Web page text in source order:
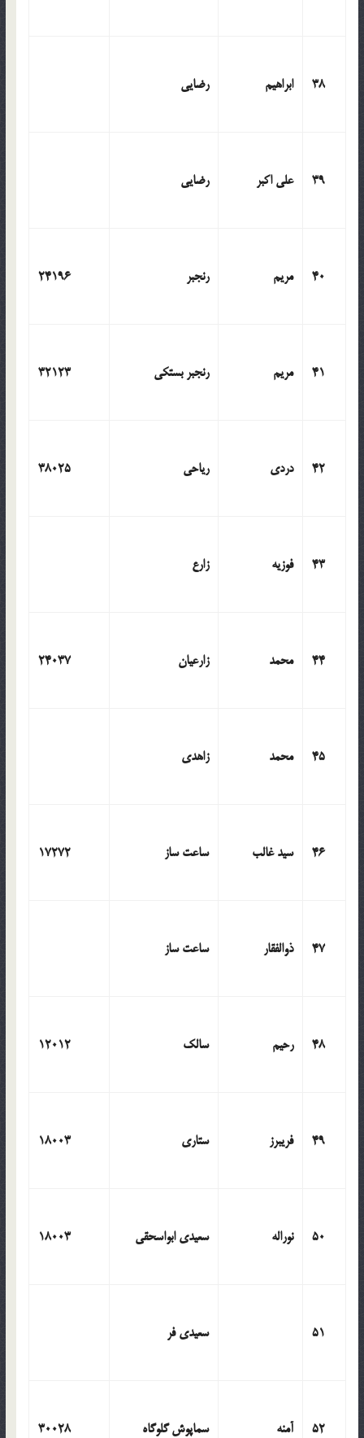
38 ابراهیم رضایی
39 علی اکبر رضایی
40 مریم رنجبر 24196
41 مریم رنجبر بستکی 32123
42 دردی ریاحی 38025
43 فوزیه زارع
44 محمد زارعیان 24037
45 محمد زاهدی
46 سید غالب ساعت ساز 17272
47 ذوالفقار ساعت ساز
48 رحیم سالک 12012
49 فریبرز ستاری 18003
50 نوراله سعیدی ابواسحقی 18003
51 سعیدی فر
52 آمنه سماپوش گلوگاه 30028